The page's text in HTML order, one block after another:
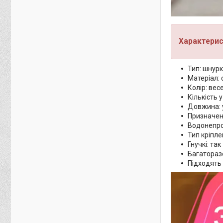
Тип:
Матеріал:
Колір:
Кількість
Довжина:
Тип
Гнучкі: так